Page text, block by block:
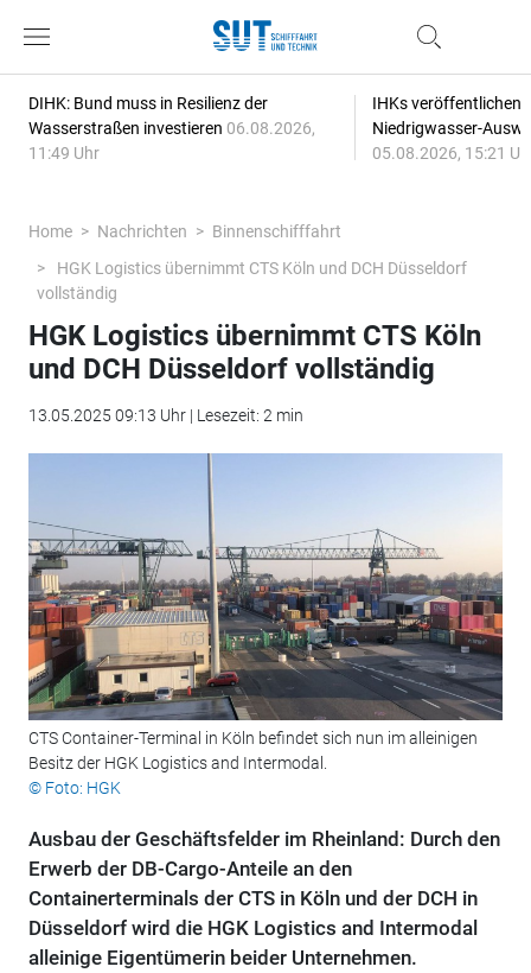
DIHK: Bund muss in Resilienz der
Wasserstraßen investieren 06.08.2026,
11:49 Uhr
IHKs veröffentlichen
Niedrigwasser-
05.08.2026, 15:21
Home Nachrichten
Binnenschifffahrt
HGK Logistics übernimmt CTS Köln und DCH Düsseldorf
vollständig
HGK Logistics übernimmt CTS Köln
und DCH Düsseldorf vollständig
13.05.2025 09:13 Uhr | Lesezeit: 2 min
CTS Container-Terminal in Köln befindet sich nun im alleinigen
Besitz der HGK Logistics and Intermodal.
© Foto: HGK
Ausbau der Geschäftsfelder im Rheinland: Durch den
Erwerb der DB-Cargo-Anteile an den
Containerterminals der CTS in Köln und der DCH in
Düsseldorf wird die HGK Logistics and Intermodal
alleinige Eigentümerin beider Unternehmen.